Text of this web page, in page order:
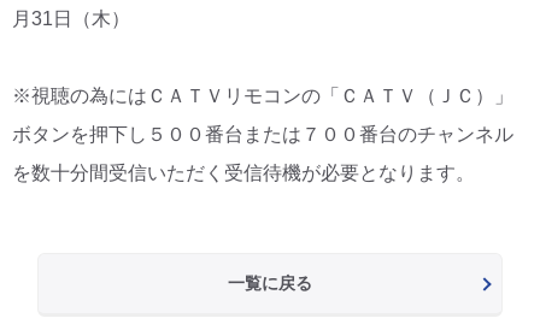
月31日（木）
※視聴の為にはＣＡＴＶリモコンの「ＣＡＴＶ（ＪＣ）」
ボタンを押下し５００番台または７００番台のチャンネル
を数十分間受信いただく受信待機が必要となります。
一覧に戻る